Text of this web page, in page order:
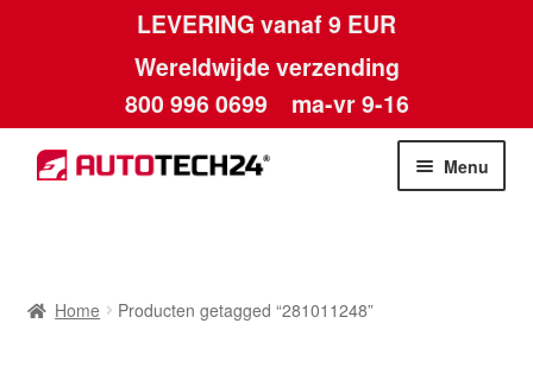
LEVERING vanaf 9 EUR
Wereldwijde verzending
800 996 0699 ma-vr 9-16
Ga
door
Ga
naar
Menu
Home Producten getagged “281011248”